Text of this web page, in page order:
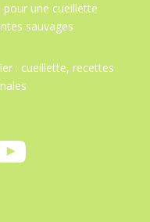
pour une cueillette
sauvages
: cueillette, recettes